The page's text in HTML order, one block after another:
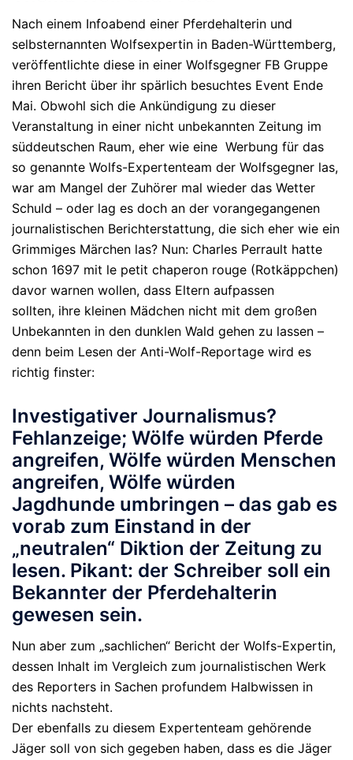
Nach einem Infoabend einer Pferdehalterin und
selbsternannten Wolfsexpertin in Baden-Württemberg,
veröffentlichte diese in einer Wolfsgegner FB Gruppe
ihren Bericht über ihr spärlich besuchtes Event Ende
Mai. Obwohl sich die Ankündigung zu dieser
Veranstaltung in einer nicht unbekannten Zeitung im
süddeutschen Raum, eher wie eine Werbung für das
so genannte Wolfs-Expertenteam der Wolfsgegner las,
war am Mangel der Zuhörer mal wieder das Wetter
Schuld – oder lag es doch an der vorangegangenen
journalistischen Berichterstattung, die sich eher wie ein
Grimmiges Märchen las? Nun: Charles Perrault hatte
schon 1697 mit le petit chaperon rouge (Rotkäppchen)
davor warnen wollen, dass Eltern aufpassen
sollten, ihre kleinen Mädchen nicht mit dem großen
Unbekannten in den dunklen Wald gehen zu lassen –
denn beim Lesen der Anti-Wolf-Reportage wird es
richtig finster:
Investigativer Journalismus?
Fehlanzeige; Wölfe würden Pferde
angreifen, Wölfe würden Menschen
angreifen, Wölfe würden
Jagdhunde umbringen – das gab es
vorab zum Einstand in der
„neutralen“ Diktion der Zeitung zu
lesen. Pikant: der Schreiber soll ein
Bekannter der Pferdehalterin
gewesen sein.
Nun aber zum „sachlichen“ Bericht der Wolfs-Expertin,
dessen Inhalt im Vergleich zum journalistischen Werk
des Reporters in Sachen profundem Halbwissen in
nichts nachsteht.
Der ebenfalls zu diesem Expertenteam gehörende
Jäger soll von sich gegeben haben, dass es die Jäger